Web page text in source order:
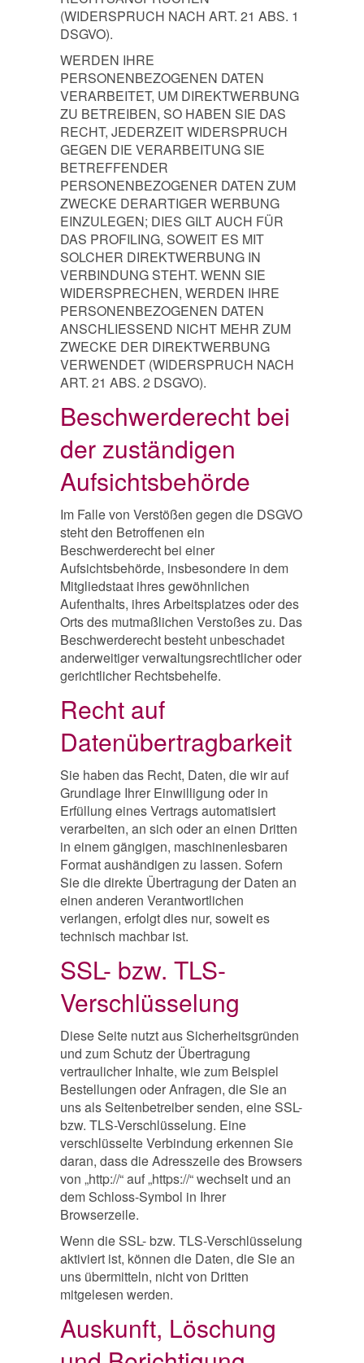
(WIDERSPRUCH NACH ART. 21 ABS. 1
DSGVO).
WERDEN IHRE
PERSONENBEZOGENEN DATEN
VERARBEITET, UM DIREKTWERBUNG
ZU BETREIBEN, SO HABEN SIE DAS
RECHT, JEDERZEIT WIDERSPRUCH
GEGEN DIE VERARBEITUNG SIE
BETREFFENDER
PERSONENBEZOGENER DATEN ZUM
ZWECKE DERARTIGER WERBUNG
EINZULEGEN; DIES GILT AUCH FÜR
DAS PROFILING, SOWEIT ES MIT
SOLCHER DIREKTWERBUNG IN
VERBINDUNG STEHT. WENN SIE
WIDERSPRECHEN, WERDEN IHRE
PERSONENBEZOGENEN DATEN
ANSCHLIESSEND NICHT MEHR ZUM
ZWECKE DER DIREKTWERBUNG
VERWENDET (WIDERSPRUCH NACH
ART. 21 ABS. 2 DSGVO).
Beschwerderecht bei
der zuständigen
Aufsichtsbehörde
Im Falle von Verstößen gegen die DSGVO
steht den Betroffenen ein
Beschwerderecht bei einer
Aufsichtsbehörde, insbesondere in dem
Mitgliedstaat ihres gewöhnlichen
Aufenthalts, ihres Arbeitsplatzes oder des
Orts des mutmaßlichen Verstoßes zu. Das
Beschwerderecht besteht unbeschadet
anderweitiger verwaltungsrechtlicher oder
gerichtlicher Rechtsbehelfe.
Recht auf
Datenübertragbarkeit
Sie haben das Recht, Daten, die wir auf
Grundlage Ihrer Einwilligung oder in
Erfüllung eines Vertrags automatisiert
verarbeiten, an sich oder an einen Dritten
in einem gängigen, maschinenlesbaren
Format aushändigen zu lassen. Sofern
Sie die direkte Übertragung der Daten an
einen anderen Verantwortlichen
verlangen, erfolgt dies nur, soweit es
technisch machbar ist.
SSL- bzw. TLS-
Verschlüsselung
Diese Seite nutzt aus Sicherheitsgründen
und zum Schutz der Übertragung
vertraulicher Inhalte, wie zum Beispiel
Bestellungen oder Anfragen, die Sie an
uns als Seitenbetreiber senden, eine SSL-
bzw. TLS-Verschlüsselung. Eine
verschlüsselte Verbindung erkennen Sie
daran, dass die Adresszeile des Browsers
von „http://“ auf „https://“ wechselt und an
dem Schloss-Symbol in Ihrer
Browserzeile.
Wenn die SSL- bzw. TLS-Verschlüsselung
aktiviert ist, können die Daten, die Sie an
uns übermitteln, nicht von Dritten
mitgelesen werden.
Auskunft, Löschung